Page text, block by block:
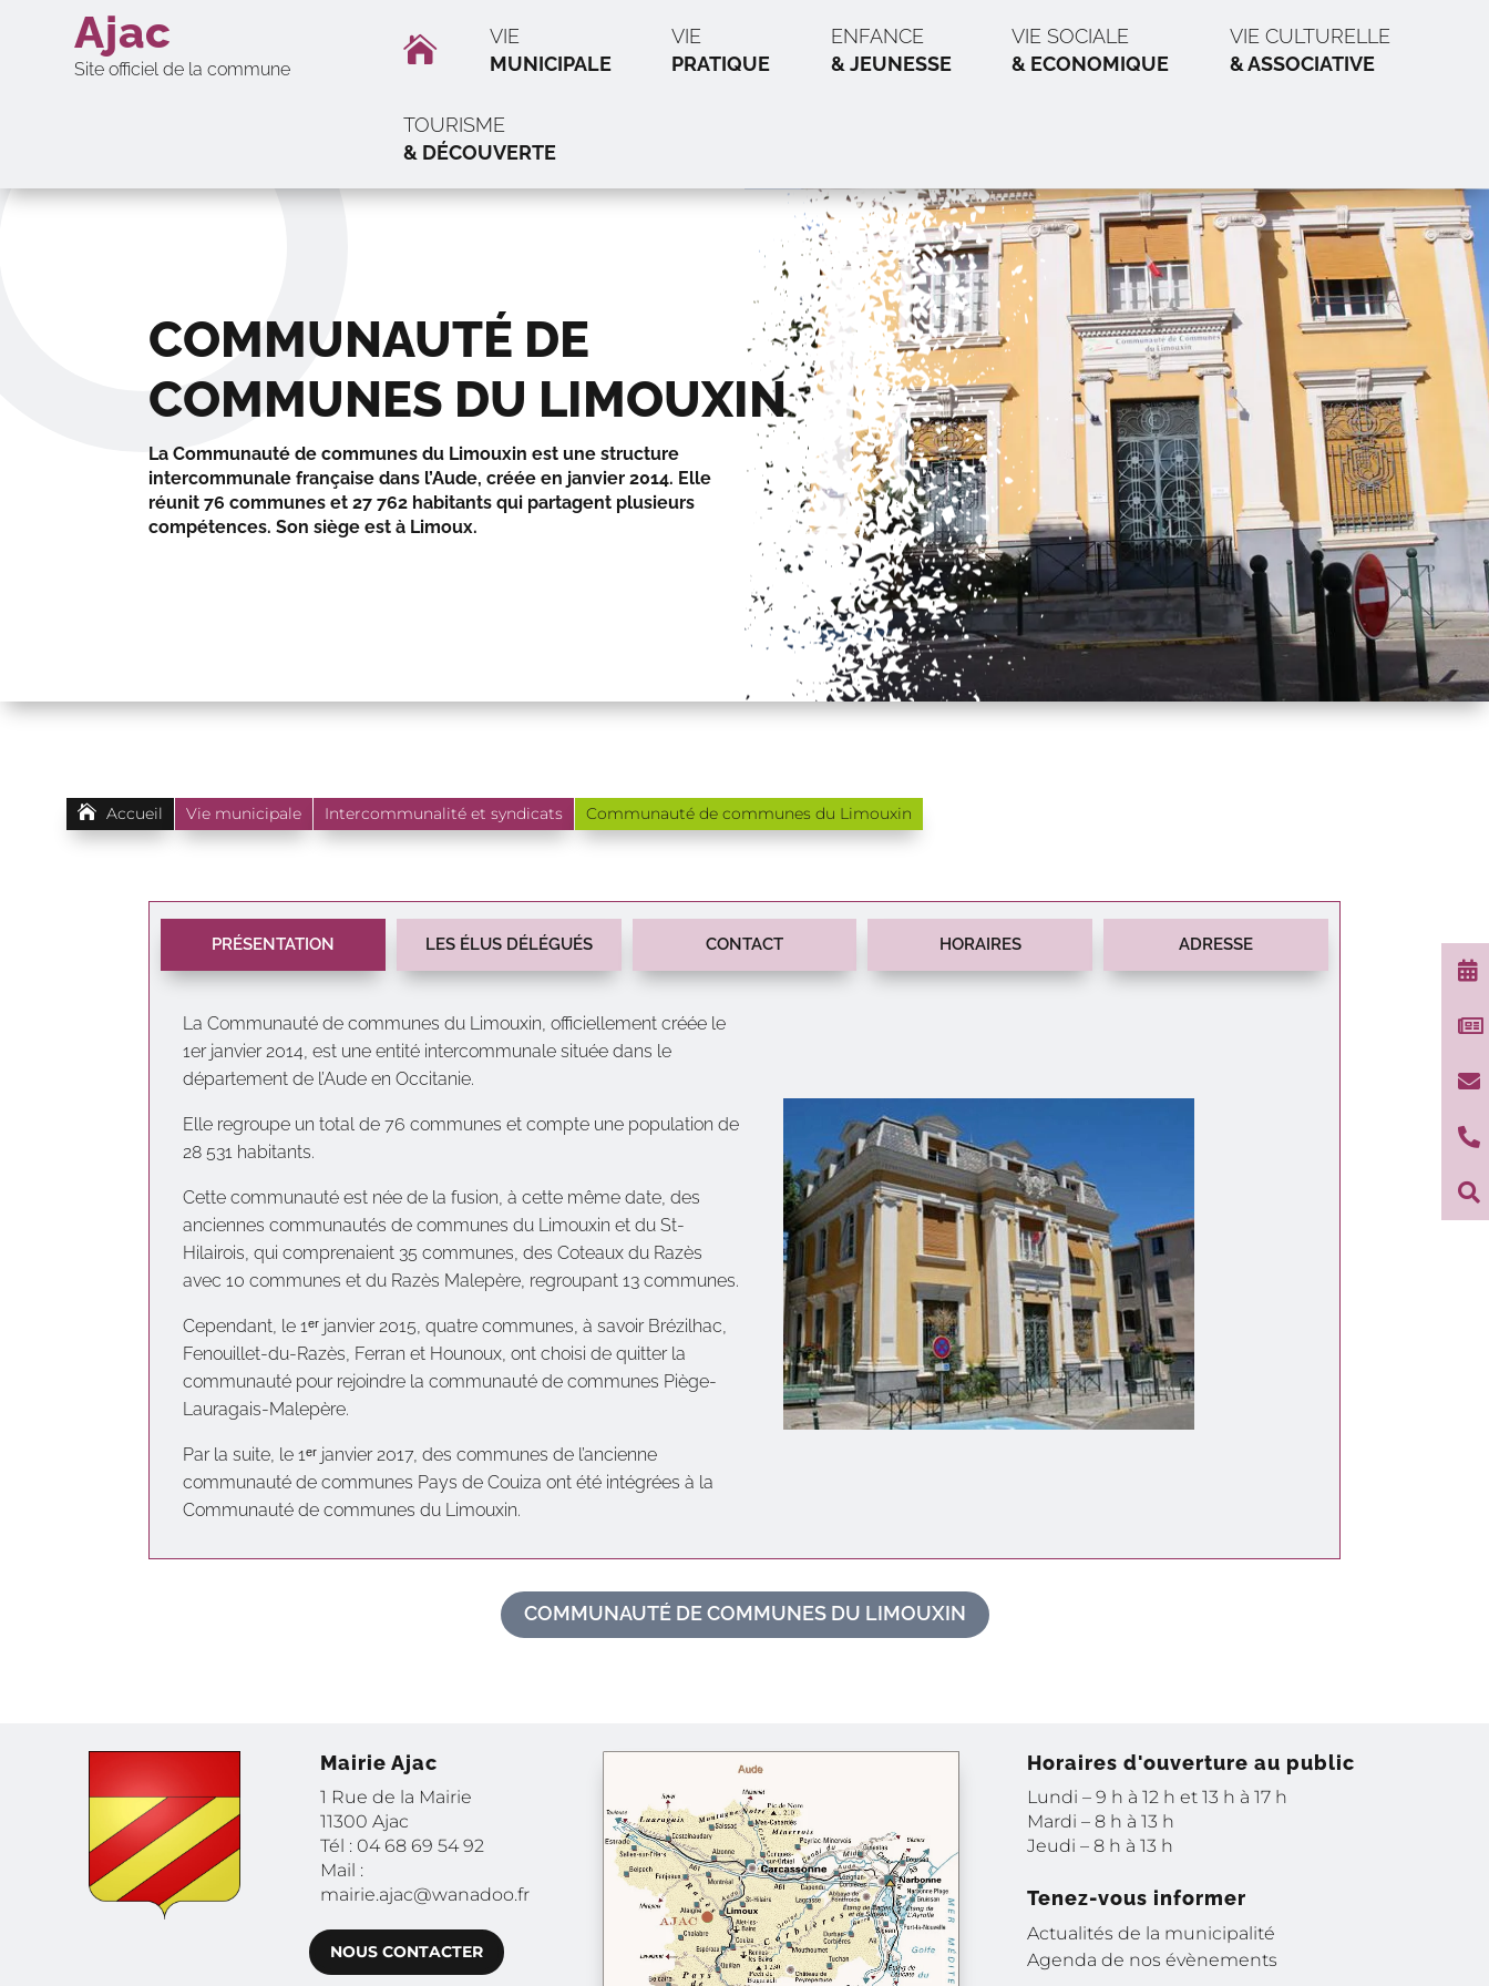
Ajac
Site officiel de la commune

VIE
MUNICIPALE
VIE
PRATIQUE
ENFANCE
& JEUNESSE
VIE SOCIALE
& ECONOMIQUE
VIE CULTURELLE
& ASSOCIATIVE
TOURISME
& DÉCOUVERTE





COMMUNAUTÉ DE
COMMUNES DU LIMOUXIN
La Communauté de communes du Limouxin est une structure
intercommunale française dans l’Aude, créée en janvier 2014. Elle
réunit 76 communes et 27 762 habitants qui partagent plusieurs
compétences. Son siège est à Limoux.
 Accueil Vie municipale Intercommunalité et syndicats Communauté de communes du Limouxin
PRÉSENTATION LES ÉLUS DÉLÉGUÉS CONTACT HORAIRES ADRESSE
La Communauté de communes du Limouxin, officiellement créée le
1er janvier 2014, est une entité intercommunale située dans le
département de l’Aude en Occitanie.
Elle regroupe un total de 76 communes et compte une population de
28 531 habitants.
Cette communauté est née de la fusion, à cette même date, des
anciennes communautés de communes du Limouxin et du St-
Hilairois, qui comprenaient 35 communes, des Coteaux du Razès
avec 10 communes et du Razès Malepère, regroupant 13 communes.
Cependant, le 1ᵉʳ janvier 2015, quatre communes, à savoir Brézilhac,
Fenouillet-du-Razès, Ferran et Hounoux, ont choisi de quitter la
communauté pour rejoindre la communauté de communes Piège-
Lauragais-Malepère.
Par la suite, le 1ᵉʳ janvier 2017, des communes de l’ancienne
communauté de communes Pays de Couiza ont été intégrées à la
Communauté de communes du Limouxin.
COMMUNAUTÉ DE COMMUNES DU LIMOUXIN
Mairie Ajac
1 Rue de la Mairie
11300 Ajac
Tél : 04 68 69 54 92
Mail :
mairie.ajac@wanadoo.fr
NOUS CONTACTER
Horaires d'ouverture au public
Lundi – 9 h à 12 h et 13 h à 17 h
Mardi – 8 h à 13 h
Jeudi – 8 h à 13 h
Tenez-vous informer
Actualités de la municipalité
Agenda de nos évènements